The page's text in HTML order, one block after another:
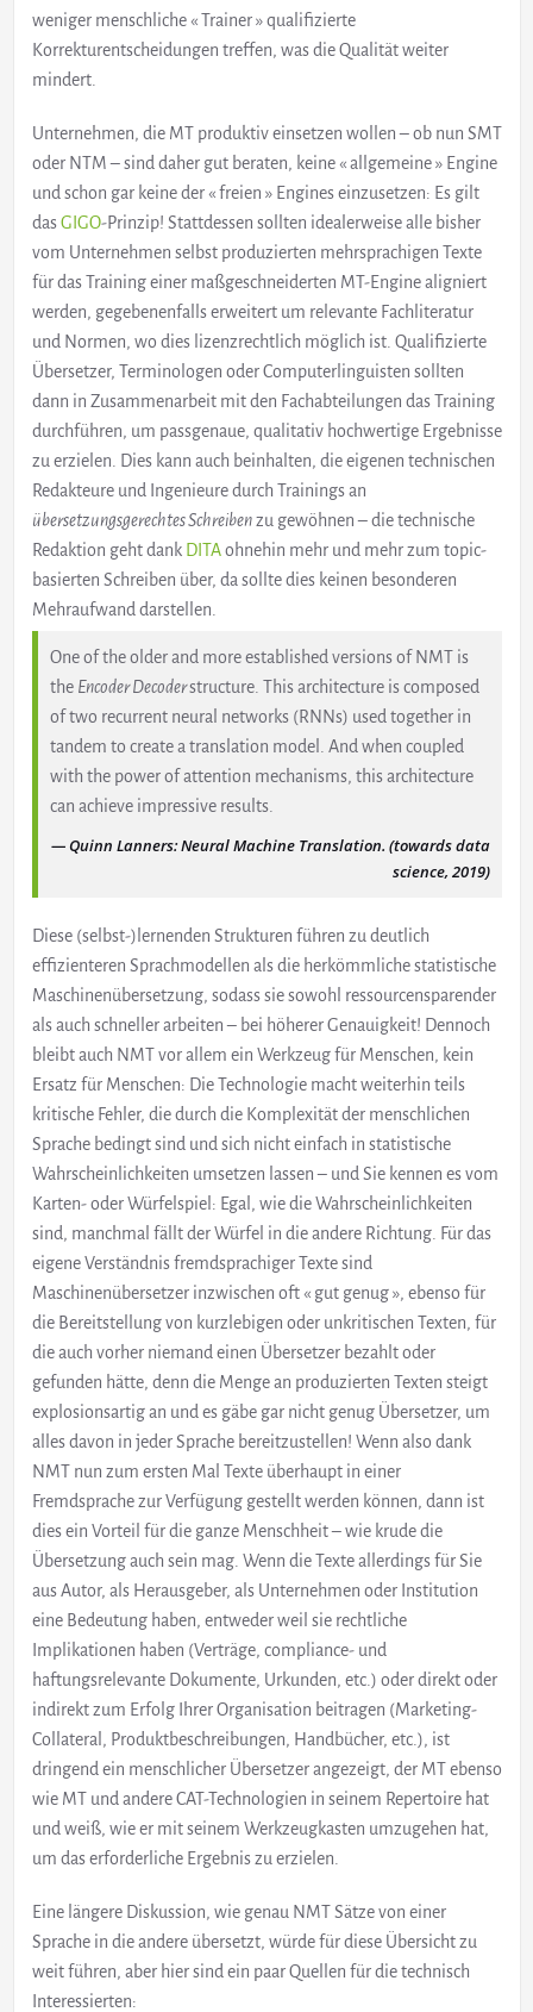
weniger menschliche « Trainer » qualifizierte
Korrekturentscheidungen treffen, was die Qualität weiter
mindert.
Unternehmen, die MT produktiv einsetzen wollen – ob nun SMT
oder NTM – sind daher gut beraten, keine « allgemeine » Engine
und schon gar keine der « freien » Engines einzusetzen: Es gilt
dasGIGO-Prinzip! Stattdessen sollten idealerweise alle bisher
vom Unternehmen selbst produzierten mehrsprachigen Texte
für das Training einer maßgeschneiderten MT-Engine aligniert
werden, gegebenenfalls erweitert um relevante Fachliteratur
und Normen, wo dies lizenzrechtlich möglich ist. Qualifizierte
Übersetzer, Terminologen oder Computerlinguisten sollten
dann in Zusammenarbeit mit den Fachabteilungen das Training
durchführen, um passgenaue, qualitativ hochwertige Ergebnisse
zu erzielen. Dies kann auch beinhalten, die eigenen technischen
Redakteure und Ingenieure durch Trainings an
übersetzungsgerechtes Schreibenzu gewöhnen – die technische
Redaktion geht dank DITAohnehin mehr und mehr zum topic-
basierten Schreiben über, da sollte dies keinen besonderen
Mehraufwand darstellen.
One of the older and more established versions of NMT is
the Encoder Decoderstructure. This architecture is composed
of two recurrent neural networks (RNNs) used together in
tandem to create a translation model. And when coupled
with the power of attention mechanisms, this architecture
can achieve impressive results.
Quinn Lanners: Neural Machine Translation. (towards data
science, 2019)
Diese (selbst-)lernenden Strukturen führen zu deutlich
effizienteren Sprachmodellen als die herkömmliche statistische
Maschinenübersetzung, sodass sie sowohl ressourcensparender
als auch schneller arbeiten – bei höherer Genauigkeit! Dennoch
bleibt auch NMT vor allem ein Werkzeug für Menschen, kein
Ersatz für Menschen: Die Technologie macht weiterhin teils
kritische Fehler, die durch die Komplexität der menschlichen
Sprache bedingt sind und sich nicht einfach in statistische
Wahrscheinlichkeiten umsetzen lassen – und Sie kennen es vom
Karten- oder Würfelspiel: Egal, wie die Wahrscheinlichkeiten
sind, manchmal fällt der Würfel in die andere Richtung. Für das
eigene Verständnis fremdsprachiger Texte sind
Maschinenübersetzer inzwischen oft « gut genug », ebenso für
die Bereitstellung von kurzlebigen oder unkritischen Texten, für
die auch vorher niemand einen Übersetzer bezahlt oder
gefunden hätte, denn die Menge an produzierten Texten steigt
explosionsartig an und es gäbe gar nicht genug Übersetzer, um
alles davon in jeder Sprache bereitzustellen! Wenn also dank
NMT nun zum ersten Mal Texte überhaupt in einer
Fremdsprache zur Verfügung gestellt werden können, dann ist
dies ein Vorteil für die ganze Menschheit – wie krude die
Übersetzung auch sein mag. Wenn die Texte allerdings für Sie
aus Autor, als Herausgeber, als Unternehmen oder Institution
eine Bedeutung haben, entweder weil sie rechtliche
Implikationen haben (Verträge, compliance- und
haftungsrelevante Dokumente, Urkunden, etc.) oder direkt oder
indirekt zum Erfolg Ihrer Organisation beitragen (Marketing-
Collateral, Produktbeschreibungen, Handbücher, etc.), ist
dringend ein menschlicher Übersetzer angezeigt, der MT ebenso
wie MT und andere CAT-Technologien in seinem Repertoire hat
und weiß, wie er mit seinem Werkzeugkasten umzugehen hat,
um das erforderliche Ergebnis zu erzielen.
Eine längere Diskussion, wie genau NMT Sätze von einer
Sprache in die andere übersetzt, würde für diese Übersicht zu
weit führen, aber hier sind ein paar Quellen für die technisch
Interessierten: